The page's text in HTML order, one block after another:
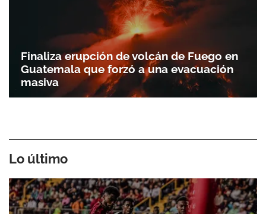
Finaliza erupción de volcán de Fuego en
Guatemala que forzó a una evacuación
masiva
Lo último